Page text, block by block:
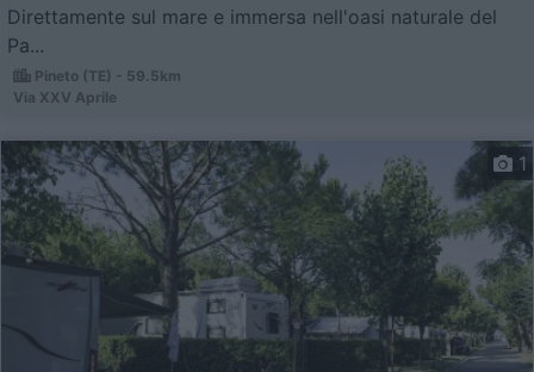
Direttamente sul mare e immersa nell'oasi naturale del
Pa...
Pineto (TE) - 59.5km
Via XXV Aprile
1